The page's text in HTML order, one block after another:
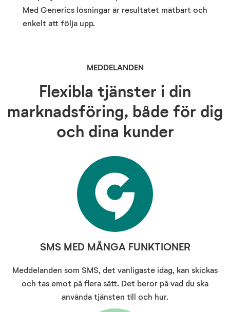
Med Generics lösningar är resultatet mätbart och
enkelt att följa upp.
MEDDELANDEN
Flexibla tjänster i din
marknadsföring, både för dig
och dina kunder
SMS MED MÅNGA FUNKTIONER
Meddelanden som SMS, det vanligaste idag, kan skickas
och tas emot på flera sätt. Det beror på vad du ska
använda tjänsten till och hur.